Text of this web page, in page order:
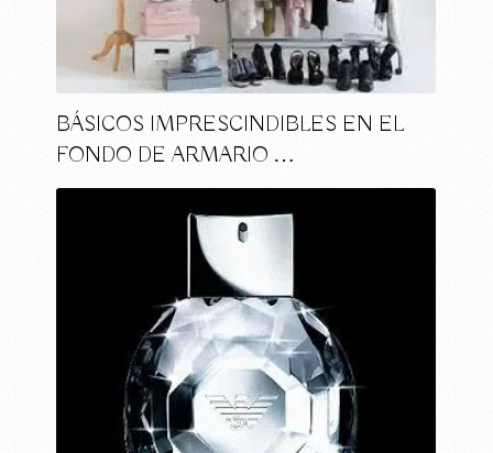
BÁSICOS IMPRESCINDIBLES EN EL
FONDO DE ARMARIO …